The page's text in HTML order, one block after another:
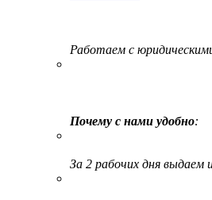
Работаем с
Почему с нами удобно:
За 2 рабочих дня выдаем